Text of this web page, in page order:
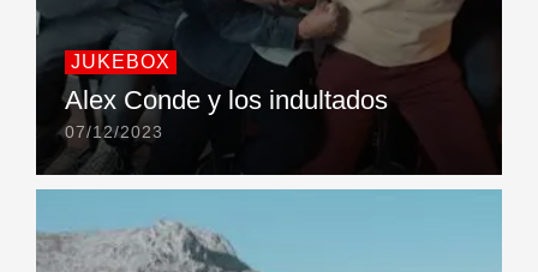
JUKEBOX
Alex Conde y los indultados
07/12/2023